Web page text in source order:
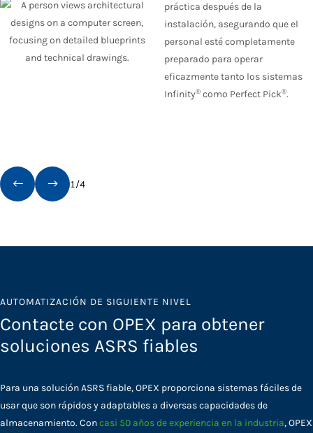
práctica después de la
instalación, asegurando que el
personal esté completamente
preparado para operar
eficazmente tanto los sistemas
Infinity® como Perfect Pick®.
1/4
AUTOMATIZACIÓN DE SIGUIENTE NIVEL
Contacte con OPEX para obtener
soluciones ASRS fiables
Para una solución ASRS fiable, OPEX proporciona sistemas fáciles de
usar que son rápidos y adaptables a diversas capacidades de
almacenamiento. Concasi 50 años de experiencia en la industria, OPEX